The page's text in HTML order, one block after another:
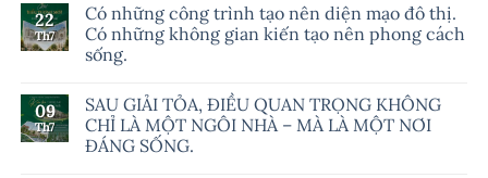
22
Th7
Có những công trình tạo nên diện mạo đô thị.
Có những không gian kiến tạo nên phong cách
sống.
09
Th7
SAU GIẢI TỎA, ĐIỀU QUAN TRỌNG KHÔNG
CHỈ LÀ MỘT NGÔI NHÀ – MÀ LÀ MỘT NƠI
ĐÁNG SỐNG.